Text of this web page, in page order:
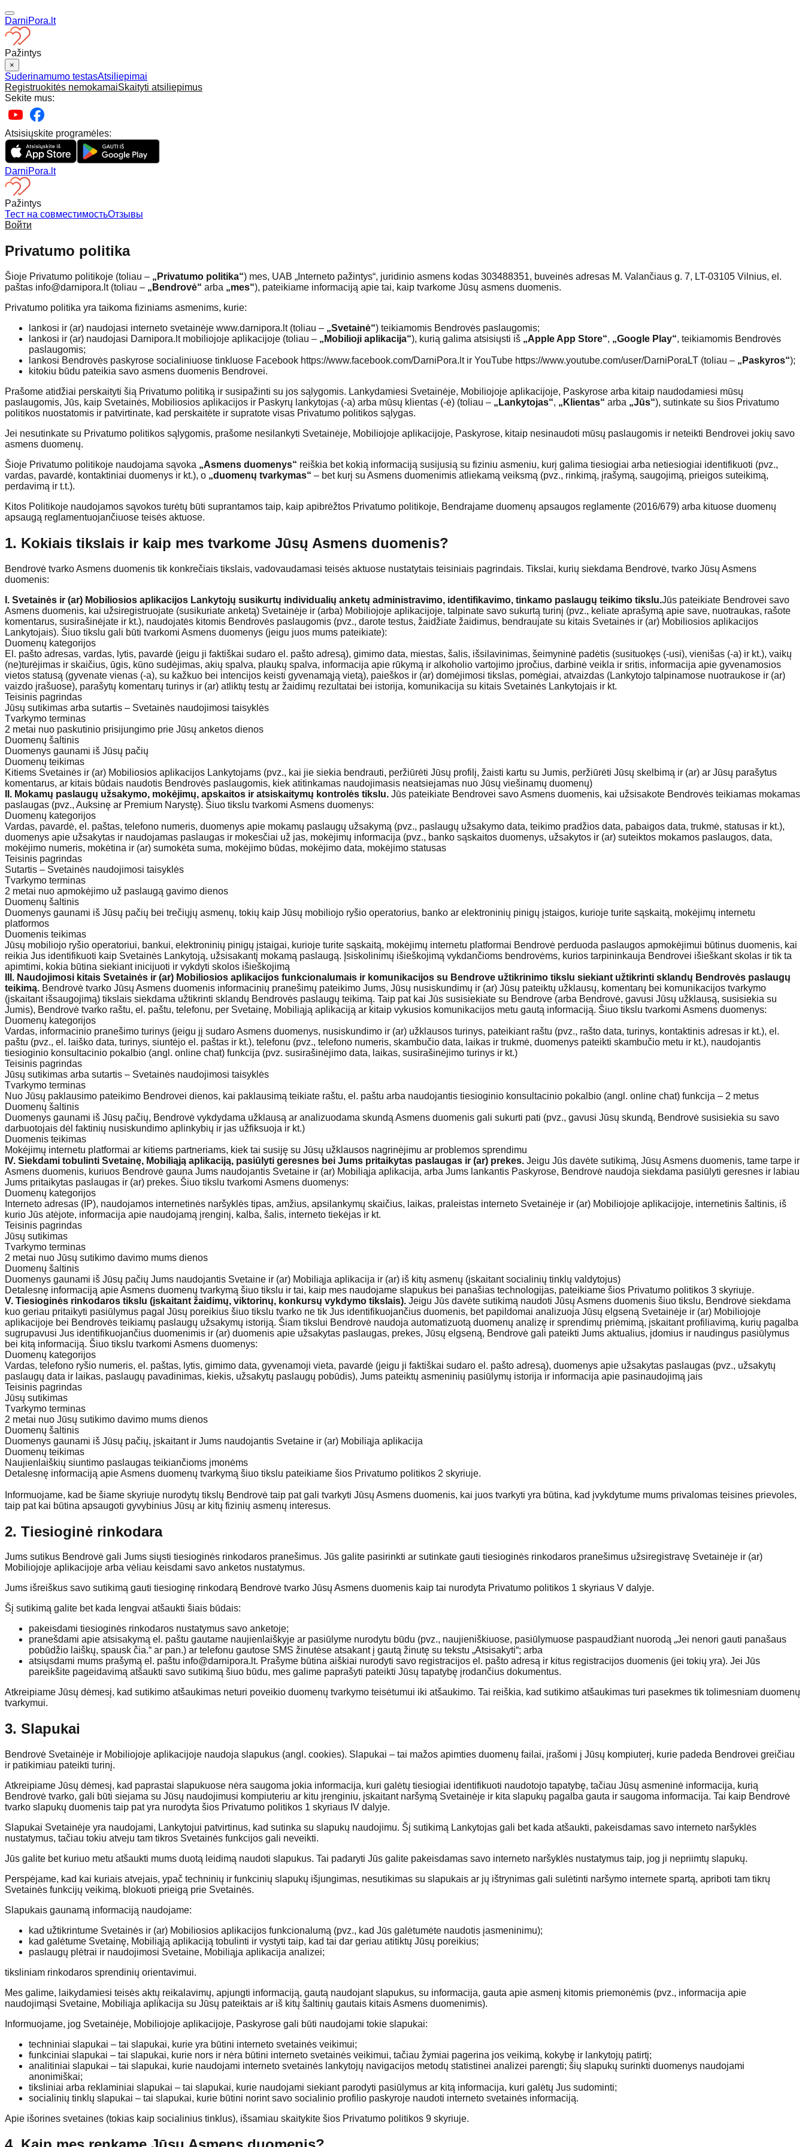
DarniPora.lt
Pažintys
×
Suderinamumo testasAtsiliepimai
Registruokitės nemokamaiSkaityti atsiliepimus
Sekite mus:
Atsisiųskite programėles:
DarniPora.lt
Pažintys
Тест на совместимостьОтзывы
Войти
Privatumo politika
Šioje Privatumo politikoje (toliau – „Privatumo politika“) mes, UAB „Interneto pažintys“, juridinio asmens kodas 303488351, buveinės adresas M. Valančiaus g. 7, LT-03105 Vilnius, el.
paštas info@darnipora.lt(toliau – „Bendrovė“ arba „mes“), pateikiame informaciją apie tai, kaip tvarkome Jūsų asmens duomenis.
Privatumo politika yra taikoma fiziniams asmenims, kurie:
lankosi ir (ar) naudojasi interneto svetainėje www.darnipora.lt (toliau – „Svetainė“) teikiamomis Bendrovės paslaugomis;
lankosi ir (ar) naudojasi Darnipora.lt mobiliojoje aplikacijoje (toliau – „Mobilioji aplikacija“), kurią galima atsisiųsti iš „Apple App Store“, „Google Play“, teikiamomis Bendrovės
paslaugomis;
lankosi Bendrovės paskyrose socialiniuose tinkluose Facebook https://www.facebook.com/DarniPora.lt ir YouTube https://www.youtube.com/user/DarniPoraLT (toliau – „Paskyros“);
kitokiu būdu pateikia savo asmens duomenis Bendrovei.
Prašome atidžiai perskaityti šią Privatumo politiką ir susipažinti su jos sąlygomis. Lankydamiesi Svetainėje, Mobiliojoje aplikacijoje, Paskyrose arba kitaip naudodamiesi mūsų
paslaugomis, Jūs, kaip Svetainės, Mobiliosios aplikacijos ir Paskyrų lankytojas (-a) arba mūsų klientas (-ė) (toliau – „Lankytojas“, „Klientas“ arba „Jūs“), sutinkate su šios Privatumo
politikos nuostatomis ir patvirtinate, kad perskaitėte ir supratote visas Privatumo politikos sąlygas.
Jei nesutinkate su Privatumo politikos sąlygomis, prašome nesilankyti Svetainėje, Mobiliojoje aplikacijoje, Paskyrose, kitaip nesinaudoti mūsų paslaugomis ir neteikti Bendrovei jokių savo
asmens duomenų.
Šioje Privatumo politikoje naudojama sąvoka „Asmens duomenys“ reiškia bet kokią informaciją susijusią su fiziniu asmeniu, kurį galima tiesiogiai arba netiesiogiai identifikuoti (pvz.,
vardas, pavardė, kontaktiniai duomenys ir kt.), o „duomenų tvarkymas“ – bet kurį su Asmens duomenimis atliekamą veiksmą (pvz., rinkimą, įrašymą, saugojimą, prieigos suteikimą,
perdavimą ir t.t.).
Kitos Politikoje naudojamos sąvokos turėtų būti suprantamos taip, kaip apibrėžtos Privatumo politikoje, Bendrajame duomenų apsaugos reglamente (2016/679) arba kituose duomenų
apsaugą reglamentuojančiuose teisės aktuose.
1. Kokiais tikslais ir kaip mes tvarkome Jūsų Asmens duomenis?
Bendrovė tvarko Asmens duomenis tik konkrečiais tikslais, vadovaudamasi teisės aktuose nustatytais teisiniais pagrindais. Tikslai, kurių siekdama Bendrovė, tvarko Jūsų Asmens
duomenis:
I. Svetainės ir (ar) Mobiliosios aplikacijos Lankytojų susikurtų individualių anketų administravimo, identifikavimo, tinkamo paslaugų teikimo tikslu.Jūs pateikiate Bendrovei savo
Asmens duomenis, kai užsiregistruojate (susikuriate anketą) Svetainėje ir (arba) Mobiliojoje aplikacijoje, talpinate savo sukurtą turinį (pvz., keliate aprašymą apie save, nuotraukas, rašote
komentarus, susirašinėjate ir kt.), naudojatės kitomis Bendrovės paslaugomis (pvz., darote testus, žaidžiate žaidimus, bendraujate su kitais Svetainės ir (ar) Mobiliosios aplikacijos
Lankytojais). Šiuo tikslu gali būti tvarkomi Asmens duomenys (jeigu juos mums pateikiate):
Duomenų kategorijos
El. pašto adresas, vardas, lytis, pavardė (jeigu ji faktiškai sudaro el. pašto adresą), gimimo data, miestas, šalis, išsilavinimas, šeimyninė padėtis (susituokęs (-usi), vienišas (-a) ir kt.), vaikų
(ne)turėjimas ir skaičius, ūgis, kūno sudėjimas, akių spalva, plaukų spalva, informacija apie rūkymą ir alkoholio vartojimo įpročius, darbinė veikla ir sritis, informacija apie gyvenamosios
vietos statusą (gyvenate vienas (-a), su kažkuo bei intencijos keisti gyvenamąją vietą), paieškos ir (ar) domėjimosi tikslas, pomėgiai, atvaizdas (Lankytojo talpinamose nuotraukose ir (ar)
vaizdo įrašuose), parašytų komentarų turinys ir (ar) atliktų testų ar žaidimų rezultatai bei istorija, komunikacija su kitais Svetainės Lankytojais ir kt.
Teisinis pagrindas
Jūsų sutikimas arba sutartis – Svetainės naudojimosi taisyklės
Tvarkymo terminas
2 metai nuo paskutinio prisijungimo prie Jūsų anketos dienos
Duomenų šaltinis
Duomenys gaunami iš Jūsų pačių
Duomenų teikimas
Kitiems Svetainės ir (ar) Mobiliosios aplikacijos Lankytojams (pvz., kai jie siekia bendrauti, peržiūrėti Jūsų profilį, žaisti kartu su Jumis, peržiūrėti Jūsų skelbimą ir (ar) ar Jūsų parašytus
komentarus, ar kitais būdais naudotis Bendrovės paslaugomis, kiek atitinkamas naudojimasis neatsiejamas nuo Jūsų viešinamų duomenų)
II. Mokamų paslaugų užsakymo, mokėjimų, apskaitos ir atsiskaitymų kontrolės tikslu. Jūs pateikiate Bendrovei savo Asmens duomenis, kai užsisakote Bendrovės teikiamas mokamas
paslaugas (pvz., Auksinę ar Premium Narystę). Šiuo tikslu tvarkomi Asmens duomenys:
Duomenų kategorijos
Vardas, pavardė, el. paštas, telefono numeris, duomenys apie mokamų paslaugų užsakymą (pvz., paslaugų užsakymo data, teikimo pradžios data, pabaigos data, trukmė, statusas ir kt.),
duomenys apie užsakytas ir naudojamas paslaugas ir mokesčiai už jas, mokėjimų informacija (pvz., banko sąskaitos duomenys, užsakytos ir (ar) suteiktos mokamos paslaugos, data,
mokėjimo numeris, mokėtina ir (ar) sumokėta suma, mokėjimo būdas, mokėjimo data, mokėjimo statusas
Teisinis pagrindas
Sutartis – Svetainės naudojimosi taisyklės
Tvarkymo terminas
2 metai nuo apmokėjimo už paslaugą gavimo dienos
Duomenų šaltinis
Duomenys gaunami iš Jūsų pačių bei trečiųjų asmenų, tokių kaip Jūsų mobiliojo ryšio operatorius, banko ar elektroninių pinigų įstaigos, kurioje turite sąskaitą, mokėjimų internetu
platformos
Duomenis teikimas
Jūsų mobiliojo ryšio operatoriui, bankui, elektroninių pinigų įstaigai, kurioje turite sąskaitą, mokėjimų internetu platformai Bendrovė perduoda paslaugos apmokėjimui būtinus duomenis, kai
reikia Jus identifikuoti kaip Svetainės Lankytoją, užsisakantį mokamą paslaugą. Įsiskolinimų išieškojimą vykdančioms bendrovėms, kurios tarpininkauja Bendrovei išieškant skolas ir tik ta
apimtimi, kokia būtina siekiant inicijuoti ir vykdyti skolos išieškojimą
III. Naudojimosi kitais Svetainės ir (ar) Mobiliosios aplikacijos funkcionalumais ir komunikacijos su Bendrove užtikrinimo tikslu siekiant užtikrinti sklandų Bendrovės paslaugų
teikimą. Bendrovė tvarko Jūsų Asmens duomenis informacinių pranešimų pateikimo Jums, Jūsų nusiskundimų ir (ar) Jūsų pateiktų užklausų, komentarų bei komunikacijos tvarkymo
(įskaitant išsaugojimą) tikslais siekdama užtikrinti sklandų Bendrovės paslaugų teikimą. Taip pat kai Jūs susisiekiate su Bendrove (arba Bendrovė, gavusi Jūsų užklausą, susisiekia su
Jumis), Bendrovė tvarko raštu, el. paštu, telefonu, per Svetainę, Mobiliąją aplikaciją ar kitaip vykusios komunikacijos metu gautą informaciją. Šiuo tikslu tvarkomi Asmens duomenys:
Duomenų kategorijos
Vardas, informacinio pranešimo turinys (jeigu jį sudaro Asmens duomenys, nusiskundimo ir (ar) užklausos turinys, pateikiant raštu (pvz., rašto data, turinys, kontaktinis adresas ir kt.), el.
paštu (pvz., el. laiško data, turinys, siuntėjo el. paštas ir kt.), telefonu (pvz., telefono numeris, skambučio data, laikas ir trukmė, duomenys pateikti skambučio metu ir kt.), naudojantis
tiesioginio konsultacinio pokalbio (angl. online chat) funkcija (pvz. susirašinėjimo data, laikas, susirašinėjimo turinys ir kt.)
Teisinis pagrindas
Jūsų sutikimas arba sutartis – Svetainės naudojimosi taisyklės
Tvarkymo terminas
Nuo Jūsų paklausimo pateikimo Bendrovei dienos, kai paklausimą teikiate raštu, el. paštu arba naudojantis tiesioginio konsultacinio pokalbio (angl. online chat) funkcija – 2 metus
Duomenų šaltinis
Duomenys gaunami iš Jūsų pačių, Bendrovė vykdydama užklausą ar analizuodama skundą Asmens duomenis gali sukurti pati (pvz., gavusi Jūsų skundą, Bendrovė susisiekia su savo
darbuotojais dėl faktinių nusiskundimo aplinkybių ir jas užfiksuoja ir kt.)
Duomenis teikimas
Mokėjimų internetu platformai ar kitiems partneriams, kiek tai susiję su Jūsų užklausos nagrinėjimu ar problemos sprendimu
IV. Siekdami tobulinti Svetainę, Mobiliąją aplikaciją, pasiūlyti geresnes bei Jums pritaikytas paslaugas ir (ar) prekes. Jeigu Jūs davėte sutikimą, Jūsų Asmens duomenis, tame tarpe ir
Asmens duomenis, kuriuos Bendrovė gauna Jums naudojantis Svetaine ir (ar) Mobiliąja aplikacija, arba Jums lankantis Paskyrose, Bendrovė naudoja siekdama pasiūlyti geresnes ir labiau
Jums pritaikytas paslaugas ir (ar) prekes. Šiuo tikslu tvarkomi Asmens duomenys:
Duomenų kategorijos
Interneto adresas (IP), naudojamos internetinės naršyklės tipas, amžius, apsilankymų skaičius, laikas, praleistas interneto Svetainėje ir (ar) Mobiliojoje aplikacijoje, internetinis šaltinis, iš
kurio Jūs atėjote, informacija apie naudojamą įrenginį, kalba, šalis, interneto tiekėjas ir kt.
Teisinis pagrindas
Jūsų sutikimas
Tvarkymo terminas
2 metai nuo Jūsų sutikimo davimo mums dienos
Duomenų šaltinis
Duomenys gaunami iš Jūsų pačių Jums naudojantis Svetaine ir (ar) Mobiliąja aplikacija ir (ar) iš kitų asmenų (įskaitant socialinių tinklų valdytojus)
Detalesnę informaciją apie Asmens duomenų tvarkymą šiuo tikslu ir tai, kaip mes naudojame slapukus bei panašias technologijas, pateikiame šios Privatumo politikos 3 skyriuje.
V. Tiesioginės rinkodaros tikslu (įskaitant žaidimų, viktorinų, konkursų vykdymo tikslais). Jeigu Jūs davėte sutikimą naudoti Jūsų Asmens duomenis šiuo tikslu, Bendrovė siekdama
kuo geriau pritaikyti pasiūlymus pagal Jūsų poreikius šiuo tikslu tvarko ne tik Jus identifikuojančius duomenis, bet papildomai analizuoja Jūsų elgseną Svetainėje ir (ar) Mobiliojoje
aplikacijoje bei Bendrovės teikiamų paslaugų užsakymų istoriją. Šiam tikslui Bendrovė naudoja automatizuotą duomenų analizę ir sprendimų priėmimą, įskaitant profiliavimą, kurių pagalba
sugrupavusi Jus identifikuojančius duomenimis ir (ar) duomenis apie užsakytas paslaugas, prekes, Jūsų elgseną, Bendrovė gali pateikti Jums aktualius, įdomius ir naudingus pasiūlymus
bei kitą informaciją. Šiuo tikslu tvarkomi Asmens duomenys:
Duomenų kategorijos
Vardas, telefono ryšio numeris, el. paštas, lytis, gimimo data, gyvenamoji vieta, pavardė (jeigu ji faktiškai sudaro el. pašto adresą), duomenys apie užsakytas paslaugas (pvz., užsakytų
paslaugų data ir laikas, paslaugų pavadinimas, kiekis, užsakytų paslaugų pobūdis), Jums pateiktų asmeninių pasiūlymų istorija ir informacija apie pasinaudojimą jais
Teisinis pagrindas
Jūsų sutikimas
Tvarkymo terminas
2 metai nuo Jūsų sutikimo davimo mums dienos
Duomenų šaltinis
Duomenys gaunami iš Jūsų pačių, įskaitant ir Jums naudojantis Svetaine ir (ar) Mobiliąja aplikacija
Duomenų teikimas
Naujienlaiškių siuntimo paslaugas teikiančioms įmonėms
Detalesnę informaciją apie Asmens duomenų tvarkymą šiuo tikslu pateikiame šios Privatumo politikos 2 skyriuje.
Informuojame, kad be šiame skyriuje nurodytų tikslų Bendrovė taip pat gali tvarkyti Jūsų Asmens duomenis, kai juos tvarkyti yra būtina, kad įvykdytume mums privalomas teisines prievoles,
taip pat kai būtina apsaugoti gyvybinius Jūsų ar kitų fizinių asmenų interesus.
2. Tiesioginė rinkodara
Jums sutikus Bendrovė gali Jums siųsti tiesioginės rinkodaros pranešimus. Jūs galite pasirinkti ar sutinkate gauti tiesioginės rinkodaros pranešimus užsiregistravę Svetainėje ir (ar)
Mobiliojoje aplikacijoje arba vėliau keisdami savo anketos nustatymus.
Jums išreiškus savo sutikimą gauti tiesioginę rinkodarą Bendrovė tvarko Jūsų Asmens duomenis kaip tai nurodyta Privatumo politikos 1 skyriaus V dalyje.
Šį sutikimą galite bet kada lengvai atšaukti šiais būdais:
pakeisdami tiesioginės rinkodaros nustatymus savo anketoje;
pranešdami apie atsisakymą el. paštu gautame naujienlaiškyje ar pasiūlyme nurodytu būdu (pvz., naujieniškiuose, pasiūlymuose paspaudžiant nuorodą „Jei nenori gauti panašaus
pobūdžio laiškų, spausk čia.“ ar pan.) ar telefonu gautose SMS žinutėse atsakant į gautą žinutę su tekstu „Atsisakyti“; arba
atsiųsdami mums prašymą el. paštu info@darnipora.lt. Prašyme būtina aiškiai nurodyti savo registracijos el. pašto adresą ir kitus registracijos duomenis (jei tokių yra). Jei Jūs
pareikšite pageidavimą atšaukti savo sutikimą šiuo būdu, mes galime paprašyti pateikti Jūsų tapatybę įrodančius dokumentus.
Atkreipiame Jūsų dėmesį, kad sutikimo atšaukimas neturi poveikio duomenų tvarkymo teisėtumui iki atšaukimo. Tai reiškia, kad sutikimo atšaukimas turi pasekmes tik tolimesniam duomenų
tvarkymui.
3. Slapukai
Bendrovė Svetainėje ir Mobiliojoje aplikacijoje naudoja slapukus (angl. cookies). Slapukai – tai mažos apimties duomenų failai, įrašomi į Jūsų kompiuterį, kurie padeda Bendrovei greičiau
ir patikimiau pateikti turinį.
Atkreipiame Jūsų dėmesį, kad paprastai slapukuose nėra saugoma jokia informacija, kuri galėtų tiesiogiai identifikuoti naudotojo tapatybę, tačiau Jūsų asmeninė informacija, kurią
Bendrovė tvarko, gali būti siejama su Jūsų naudojimusi kompiuteriu ar kitu įrenginiu, įskaitant naršymą Svetainėje ir kita slapukų pagalba gauta ir saugoma informacija. Tai kaip Bendrovė
tvarko slapukų duomenis taip pat yra nurodyta šios Privatumo politikos 1 skyriaus IV dalyje.
Slapukai Svetainėje yra naudojami, Lankytojui patvirtinus, kad sutinka su slapukų naudojimu. Šį sutikimą Lankytojas gali bet kada atšaukti, pakeisdamas savo interneto naršyklės
nustatymus, tačiau tokiu atveju tam tikros Svetainės funkcijos gali neveikti.
Jūs galite bet kuriuo metu atšaukti mums duotą leidimą naudoti slapukus. Tai padaryti Jūs galite pakeisdamas savo interneto naršyklės nustatymus taip, jog ji nepriimtų slapukų.
Perspėjame, kad kai kuriais atvejais, ypač techninių ir funkcinių slapukų išjungimas, nesutikimas su slapukais ar jų ištrynimas gali sulėtinti naršymo internete spartą, apriboti tam tikrų
Svetainės funkcijų veikimą, blokuoti prieigą prie Svetainės.
Slapukais gaunamą informaciją naudojame:
kad užtikrintume Svetainės ir (ar) Mobiliosios aplikacijos funkcionalumą (pvz., kad Jūs galėtumėte naudotis įasmeninimu);
kad galėtume Svetainę, Mobiliąją aplikaciją tobulinti ir vystyti taip, kad tai dar geriau atitiktų Jūsų poreikius;
paslaugų plėtrai ir naudojimosi Svetaine, Mobiliąja aplikacija analizei;
tiksliniam rinkodaros sprendinių orientavimui.
Mes galime, laikydamiesi teisės aktų reikalavimų, apjungti informaciją, gautą naudojant slapukus, su informacija, gauta apie asmenį kitomis priemonėmis (pvz., informacija apie
naudojimąsi Svetaine, Mobiliąja aplikacija su Jūsų pateiktais ar iš kitų šaltinių gautais kitais Asmens duomenimis).
Informuojame, jog Svetainėje, Mobiliojoje aplikacijoje, Paskyrose gali būti naudojami tokie slapukai:
techniniai slapukai – tai slapukai, kurie yra būtini interneto svetainės veikimui;
funkciniai slapukai – tai slapukai, kurie nors ir nėra būtini interneto svetainės veikimui, tačiau žymiai pagerina jos veikimą, kokybę ir lankytojų patirtį;
analitiniai slapukai – tai slapukai, kurie naudojami interneto svetainės lankytojų navigacijos metodų statistinei analizei parengti; šių slapukų surinkti duomenys naudojami
anonimiškai;
tiksliniai arba reklaminiai slapukai – tai slapukai, kurie naudojami siekiant parodyti pasiūlymus ar kitą informacija, kuri galėtų Jus sudominti;
socialinių tinklų slapukai – tai slapukai, kurie būtini norint savo socialinio profilio paskyroje naudoti interneto svetainės informaciją.
Apie išorines svetaines (tokias kaip socialinius tinklus), išsamiau skaitykite šios Privatumo politikos 9 skyriuje.